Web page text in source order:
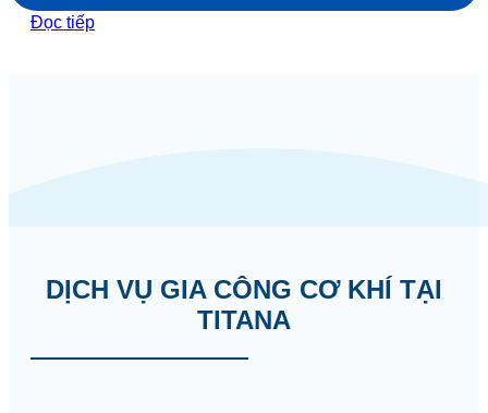
Đọc tiếp
DỊCH VỤ GIA CÔNG CƠ KHÍ TẠI
TITANA